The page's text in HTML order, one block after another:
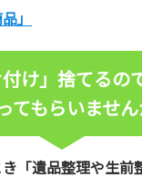
」
付け」捨てるの
てもらいません
「遺品整理や生前